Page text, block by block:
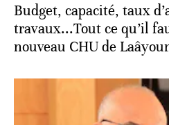
Budget, capacité, taux
travaux...Tout ce qu’il
nouveau CHU de